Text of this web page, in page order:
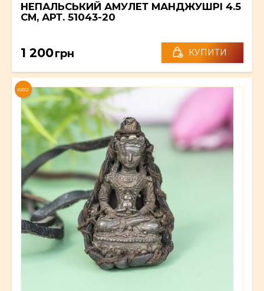
НЕПАЛЬСЬКИЙ АМУЛЕТ МАНДЖУШРІ 4.5
СМ, АРТ. 51043-20
1 200грн КУПИТИ
NEW